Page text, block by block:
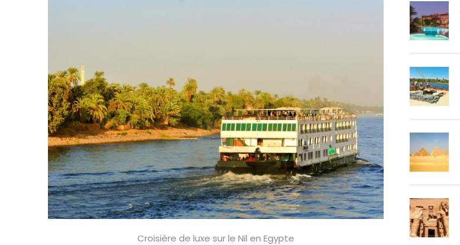
Croisière de luxe sur le Nil en Egypte